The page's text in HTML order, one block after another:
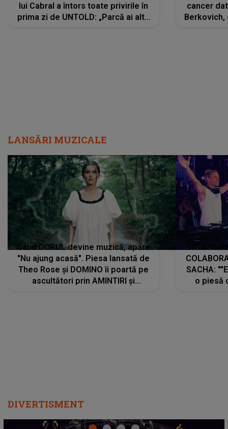
lui Cabral a întors toate privirile în
prima zi de UNTOLD: „Parcă ai altă
cancer
Berkovich,
LANSĂRI MUZICALE
Când DORUL devine muzică, apare
"Nu ajung acasă". Piesa lansată de
Theo Rose și DOMINO îi poartă pe
ascultători prin AMINTIRI și
SACHA:
o piesă
DIVERTISMENT